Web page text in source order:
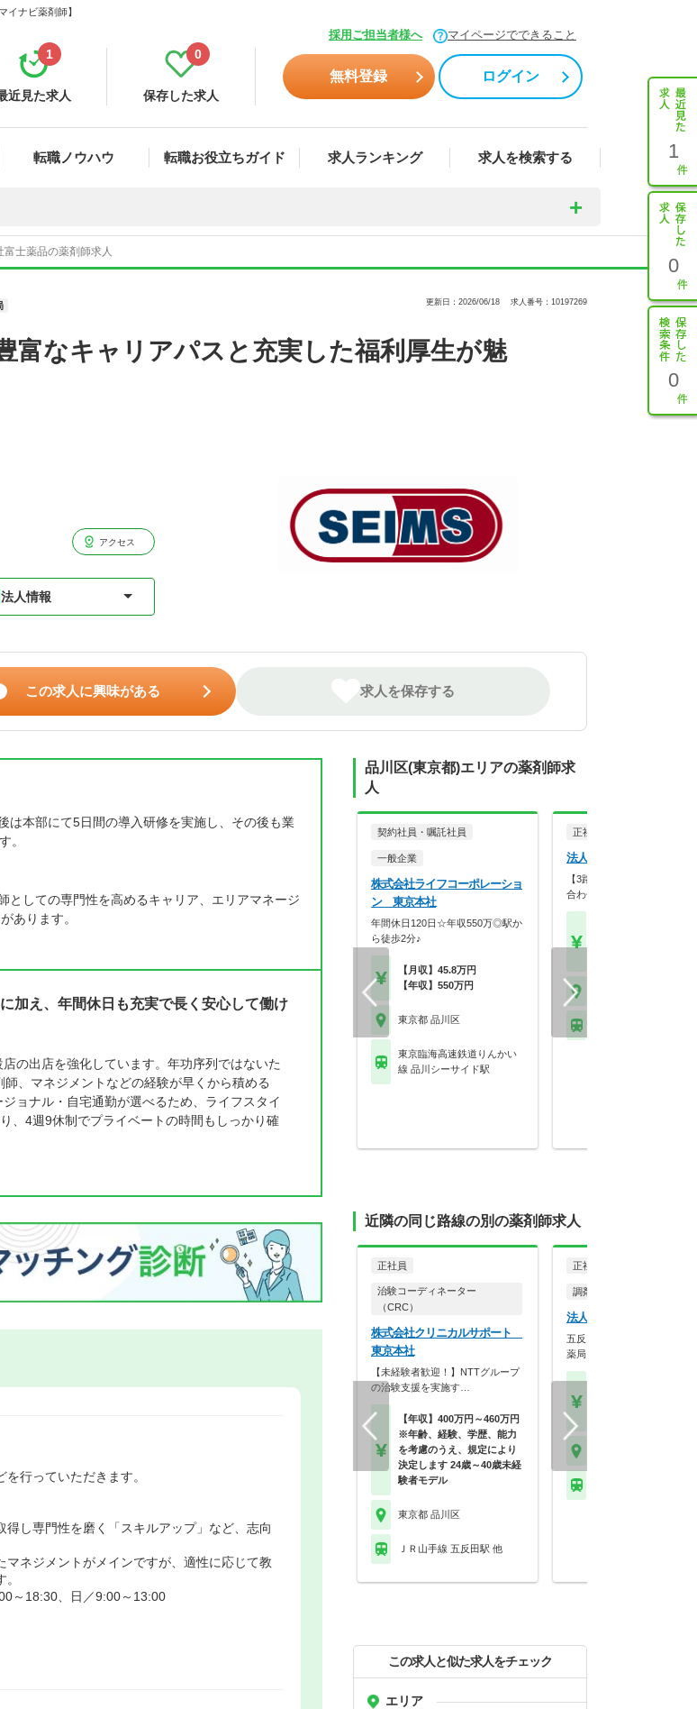
ナビ薬剤師】
採用ご担当者様へ マイページでできること
近見た求人
1
保存した求人
0
無料登録 ログイン
転職ノウハウ 転職お役立ちガイド 求人ランキング 求人を検索する 1
0
0
士薬品の薬剤師求人
更新日：2026/06/18 求人番号：10197269
富なキャリアパスと充実した福利厚生が魅
アクセス
法人情報
この求人に興味がある 求人を保存する
は本部にて5日間の導入研修を実施し、その後も業
。
としての専門性を高めるキャリア、エリアマネージ
あります。
加え、年間休日も充実で長く安心して働け
の出店を強化しています。年功序列ではないた
、マネジメントなどの経験が早くから積める
ョナル・自宅通勤が選べるため、ライフスタイ
、4週9休制でプライベートの時間もしっかり確
行っていただきます。
し専門性を磨く「スキルアップ」など、志向
ネジメントがメインですが、適性に応じて教
～18:30、日／9:00～13:00
品川区(東京都)エリアの薬剤師求
人
契約社員・嘱託社員
一般企業
株式会社ライフコーポレーショ
ン 東京本社
年間休日120日☆年収550万◎駅か
ら徒歩2分♪
【月収】45.8万円
【年収】550万円
東京都 品川区
東京臨海高速鉄道りんかい
線 品川シーサイド駅
正社員
法人名非公開
【3路線利用可】地域のニー
合わせた薬局づくりを…
近隣の同じ路線の別の薬剤師求人
正社員
治験コーディネーター
（CRC）
株式会社クリニカルサポート
東京本社
【未経験者歓迎！】NTTグループ
の治験支援を実施す…
【年収】400万円～460万円
※年齢、経験、学歴、能力
を考慮のうえ、規定により
決定します 24歳～40歳未経
験者モデル
東京都 品川区
ＪＲ山手線 五反田駅 他
正社員
調剤薬局
法人名非公開
五反田駅徒歩1分！人気の高
薬局にて薬剤師募集。
この求人と似た求人をチェック
エリア